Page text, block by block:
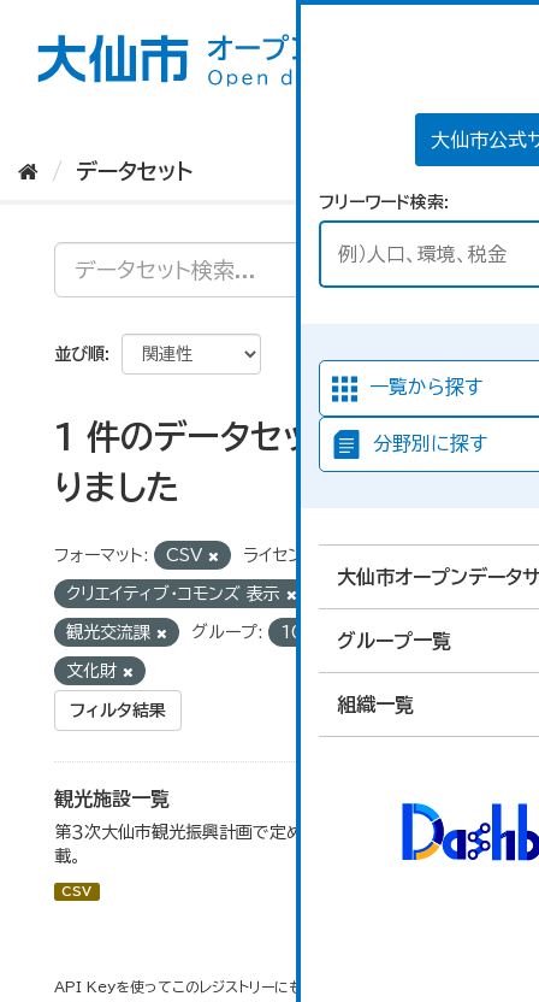
大仙市公式
フリーワード検索
一覧から探す
分野別に探す
大仙市オープンデータ
グループ一覧
組織一覧
データセット
並び順
1 件のデータセットが見つか
りました
フォーマット: CSV ライセンス:
クリエイティブ・コモンズ 表示
観光交流課 グループ: 10_運輸・観光 タグ:
文化財
フィルタ結果
観光施設一覧
第３次大仙市観光振興計画で定めた、主要観光施設を掲
載。
CSV
API Keyを使ってこのレジストリーにもアクセス可能です